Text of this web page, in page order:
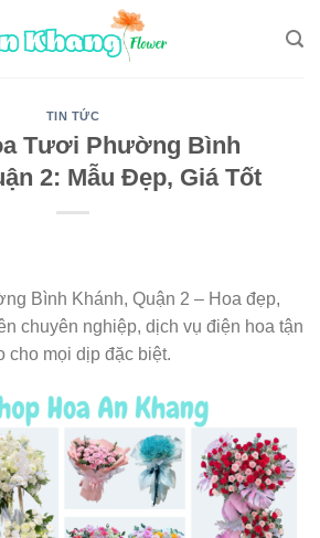
TIN TỨC
Tươi Phường Bình
2: Mẫu Đẹp, Giá Tốt
Bình Khánh, Quận 2 – Hoa đẹp,
chuyên nghiệp, dịch vụ điện hoa tận
cho mọi dịp đặc biệt.